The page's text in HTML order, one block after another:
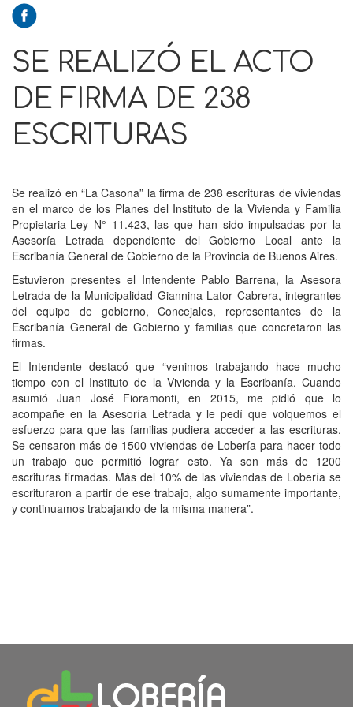
SE REALIZÓ EL ACTO
DE FIRMA DE 238
ESCRITURAS
Se realizó en “La Casona” la firma de 238 escrituras de viviendas
en el marco de los Planes del Instituto de la Vivienda y Familia
Propietaria-Ley N° 11.423, las que han sido impulsadas por la
Asesoría Letrada dependiente del Gobierno Local ante la
Escribanía General de Gobierno de la Provincia de Buenos Aires.
Estuvieron presentes el Intendente Pablo Barrena, la Asesora
Letrada de la Municipalidad Giannina Lator Cabrera, integrantes
del equipo de gobierno, Concejales, representantes de la
Escribanía General de Gobierno y familias que concretaron las
firmas.
El Intendente destacó que “venimos trabajando hace mucho
tiempo con el Instituto de la Vivienda y la Escribanía. Cuando
asumió Juan José Fioramonti, en 2015, me pidió que lo
acompañe en la Asesoría Letrada y le pedí que volquemos el
esfuerzo para que las familias pudiera acceder a las escrituras.
Se censaron más de 1500 viviendas de Lobería para hacer todo
un trabajo que permitió lograr esto. Ya son más de 1200
escrituras firmadas. Más del 10% de las viviendas de Lobería se
escrituraron a partir de ese trabajo, algo sumamente importante,
y continuamos trabajando de la misma manera”.